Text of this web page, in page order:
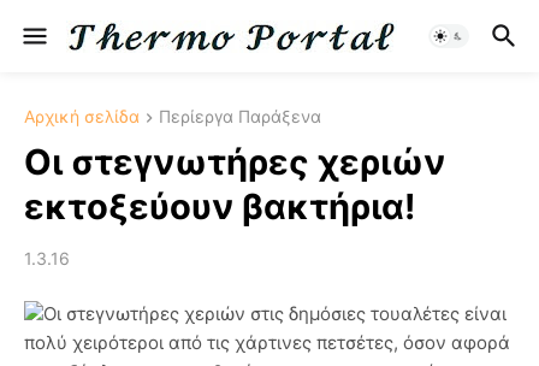
Αρχική σελίδα Περίεργα Παράξενα
Οι στεγνωτήρες χεριών
εκτοξεύουν βακτήρια!
1.3.16
Οι στεγνωτήρες χεριών στις δημόσιες τουαλέτες είναι
πολύ χειρότεροι από τις χάρτινες πετσέτες, όσον αφορά